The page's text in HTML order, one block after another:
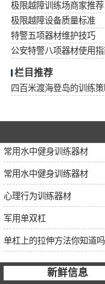
极限越障训练场商家推荐
极限越障设备质量标准
特警五项器材维护技巧
公安特警八项器材使用
栏目推荐
常用水中健身训练器材
常用水中健身训练器材
心理行为训练器材
军用单双杠
单杠上的拉伸方法你知道吗
新鲜信息